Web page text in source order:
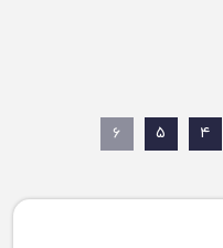
۴ ۵ ۶